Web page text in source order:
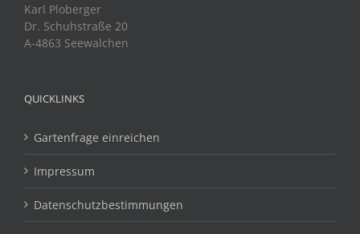
Karl Ploberger
Dr. Schuhstraße 20
A-4863 Seewalchen
QUICKLINKS
Gartenfrage einreichen
Impressum
Datenschutzbestimmungen